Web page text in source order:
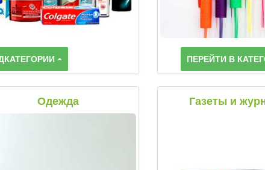
ПЕРЕЙТИ В
Одежда Газеты и